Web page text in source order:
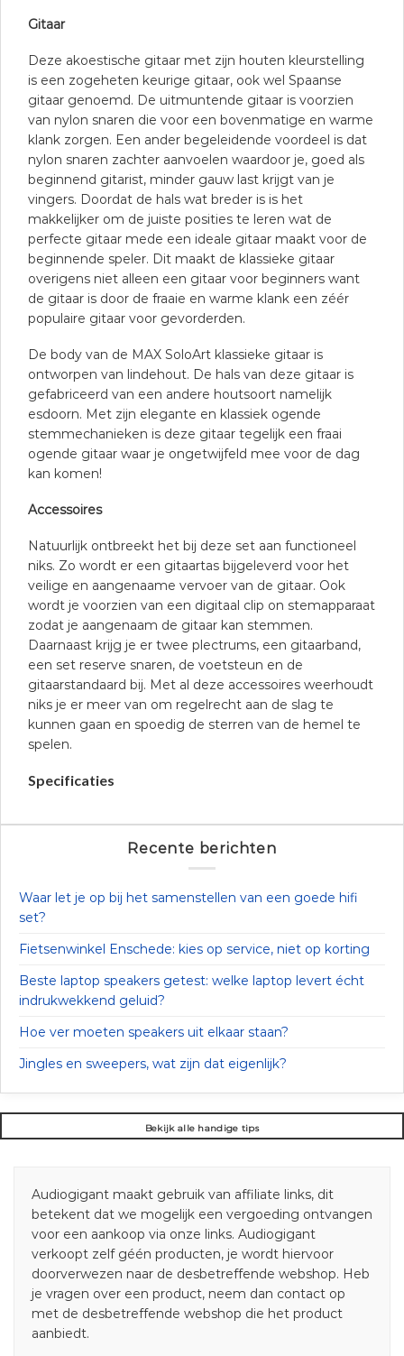
Gitaar
Deze akoestische gitaar met zijn houten kleurstelling
is een zogeheten keurige gitaar, ook wel Spaanse
gitaar genoemd. De uitmuntende gitaar is voorzien
van nylon snaren die voor een bovenmatige en warme
klank zorgen. Een ander begeleidende voordeel is dat
nylon snaren zachter aanvoelen waardoor je, goed als
beginnend gitarist, minder gauw last krijgt van je
vingers. Doordat de hals wat breder is is het
makkelijker om de juiste posities te leren wat de
perfecte gitaar mede een ideale gitaar maakt voor de
beginnende speler. Dit maakt de klassieke gitaar
overigens niet alleen een gitaar voor beginners want
de gitaar is door de fraaie en warme klank een zéér
populaire gitaar voor gevorderden.
De body van de MAX SoloArt klassieke gitaar is
ontworpen van lindehout. De hals van deze gitaar is
gefabriceerd van een andere houtsoort namelijk
esdoorn. Met zijn elegante en klassiek ogende
stemmechanieken is deze gitaar tegelijk een fraai
ogende gitaar waar je ongetwijfeld mee voor de dag
kan komen!
Accessoires
Natuurlijk ontbreekt het bij deze set aan functioneel
niks. Zo wordt er een gitaartas bijgeleverd voor het
veilige en aangenaame vervoer van de gitaar. Ook
wordt je voorzien van een digitaal clip on stemapparaat
zodat je aangenaam de gitaar kan stemmen.
Daarnaast krijg je er twee plectrums, een gitaarband,
een set reserve snaren, de voetsteun en de
gitaarstandaard bij. Met al deze accessoires weerhoudt
niks je er meer van om regelrecht aan de slag te
kunnen gaan en spoedig de sterren van de hemel te
spelen.
Specificaties
Recente berichten
Waar let je op bij het samenstellen van een goede hifi
set?
Fietsenwinkel Enschede: kies op service, niet op korting
Beste laptop speakers getest: welke laptop levert écht
indrukwekkend geluid?
Hoe ver moeten speakers uit elkaar staan?
Jingles en sweepers, wat zijn dat eigenlijk?
Bekijk alle handige tips
Audiogigant maakt gebruik van affiliate links, dit
betekent dat we mogelijk een vergoeding ontvangen
voor een aankoop via onze links. Audiogigant
verkoopt zelf géén producten, je wordt hiervoor
doorverwezen naar de desbetreffende webshop. Heb
je vragen over een product, neem dan contact op
met de desbetreffende webshop die het product
aanbiedt.